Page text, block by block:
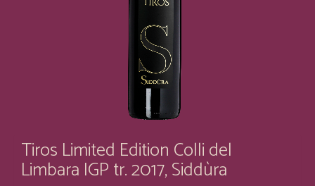
Tiros Limited Edition Colli del
Limbara IGP tr. 2017, Siddùra